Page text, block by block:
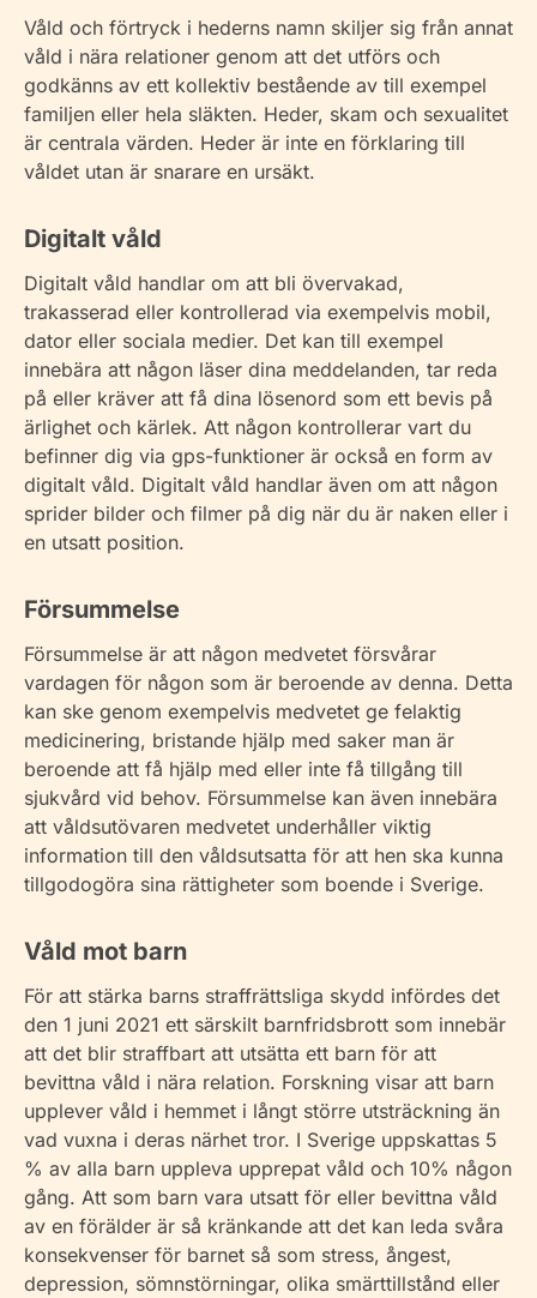
Våld och förtryck i hederns namn skiljer sig från annat
våld i nära relationer genom att det utförs och
godkänns av ett kollektiv bestående av till exempel
familjen eller hela släkten. Heder, skam och sexualitet
är centrala värden. Heder är inte en förklaring till
våldet utan är snarare en ursäkt.
Digitalt våld
Digitalt våld handlar om att bli övervakad,
trakasserad eller kontrollerad via exempelvis mobil,
dator eller sociala medier. Det kan till exempel
innebära att någon läser dina meddelanden, tar reda
på eller kräver att få dina lösenord som ett bevis på
ärlighet och kärlek. Att någon kontrollerar vart du
befinner dig via gps-funktioner är också en form av
digitalt våld. Digitalt våld handlar även om att någon
sprider bilder och filmer på dig när du är naken eller i
en utsatt position.
Försummelse
Försummelse är att någon medvetet försvårar
vardagen för någon som är beroende av denna. Detta
kan ske genom exempelvis medvetet ge felaktig
medicinering, bristande hjälp med saker man är
beroende att få hjälp med eller inte få tillgång till
sjukvård vid behov. Försummelse kan även innebära
att våldsutövaren medvetet underhåller viktig
information till den våldsutsatta för att hen ska kunna
tillgodogöra sina rättigheter som boende i Sverige.
Våld mot barn
För att stärka barns straffrättsliga skydd infördes det
den 1 juni 2021 ett särskilt barnfridsbrott som innebär
att det blir straffbart att utsätta ett barn för att
bevittna våld i nära relation. Forskning visar att barn
upplever våld i hemmet i långt större utsträckning än
vad vuxna i deras närhet tror. I Sverige uppskattas 5
% av alla barn uppleva upprepat våld och 10% någon
gång. Att som barn vara utsatt för eller bevittna våld
av en förälder är så kränkande att det kan leda svåra
konsekvenser för barnet så som stress, ångest,
depression, sömnstörningar, olika smärttillstånd eller